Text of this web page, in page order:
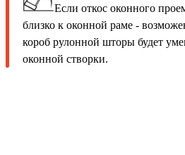
Если откос оконного
близко к оконной раме -
короб рулонной шторы будет
оконной створки.